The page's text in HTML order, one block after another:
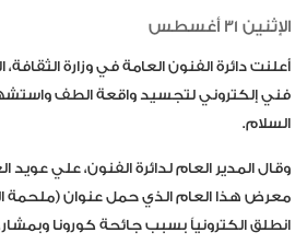
الإثنين 31 أغسطس
أعلنت دائرة الفنون العامة في وزارة
فني إلكتروني لتجسيد واقعة الطف
السلام.
وقال المدير العام لدائرة الفنون، علي عويد
معرض هذا العام الذي حمل عنوان (ملحمة